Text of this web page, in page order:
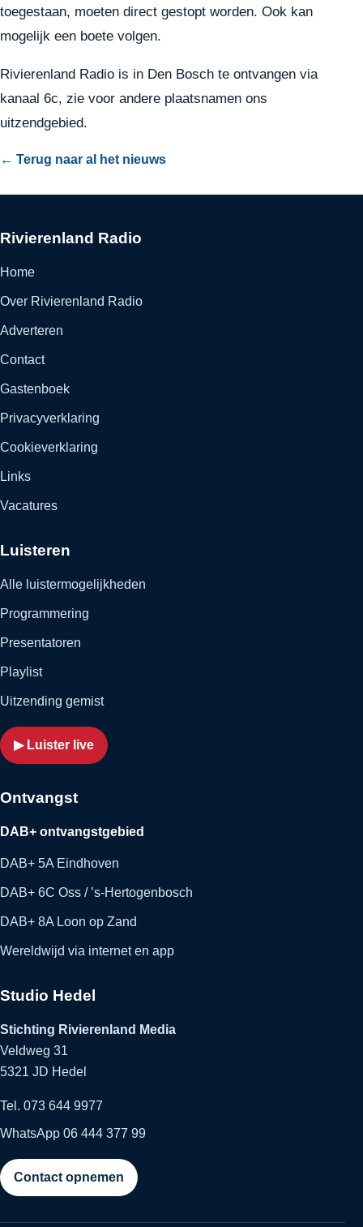
toegestaan, moeten direct gestopt worden. Ook kan
mogelijk een boete volgen.
Rivierenland Radio is in Den Bosch te ontvangen via
kanaal 6c, zie voor andere plaatsnamen ons
uitzendgebied.
← Terug naar al het nieuws
Rivierenland Radio
Home
Over Rivierenland Radio
Adverteren
Contact
Gastenboek
Privacyverklaring
Cookieverklaring
Links
Vacatures
Luisteren
Alle luistermogelijkheden
Programmering
Presentatoren
Playlist
Uitzending gemist
▶ Luister live
Ontvangst
DAB+ ontvangstgebied
DAB+ 5A Eindhoven
DAB+ 6C Oss / ’s-Hertogenbosch
DAB+ 8A Loon op Zand
Wereldwijd via internet en app
Studio Hedel
Stichting Rivierenland Media
Veldweg 31
5321 JD Hedel
Tel. 073 644 9977
WhatsApp 06 444 377 99
Contact opnemen